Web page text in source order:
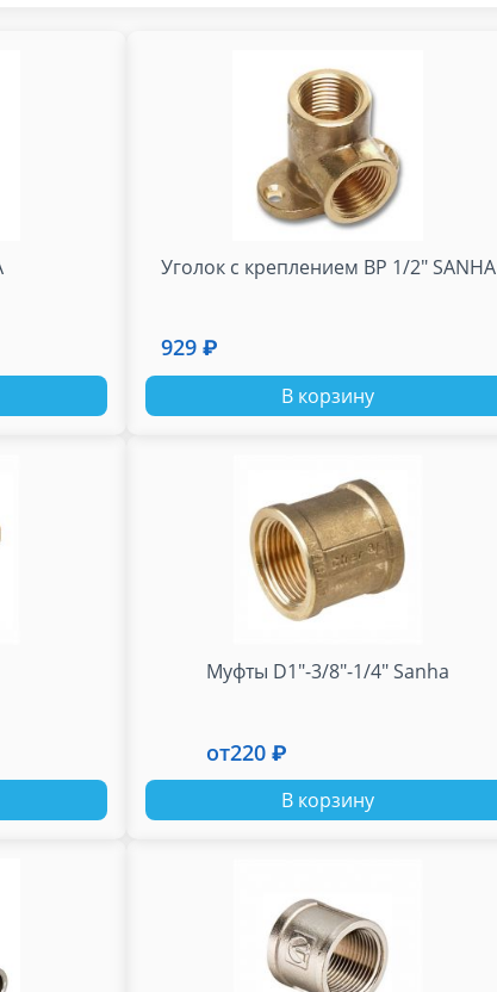
Уголок с креплением ВР 1/2" SANHA
929 ₽
В корзину
Муфты D1"-3/8"-1/4" Sanha
от220 ₽
В корзину